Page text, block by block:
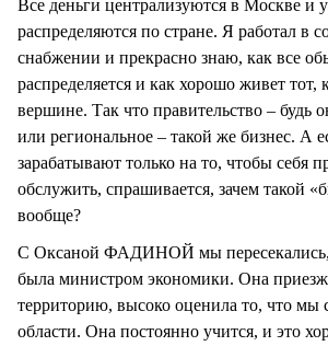
Все деньги централизуются в Москве и
распределяются по стране. Я работал в
снабжении и прекрасно знаю, как все
распределяется и как хорошо живет тот,
вершине. Так что правительство – будь
или региональное – такой же бизнес. А
зарабатывают только на то, чтобы себя
обслужить, спрашивается, зачем такой
вообще?
С Оксаной ФАДИНОЙ мы пересекались,
была министром экономики. Она
территорию, высоко оценила то, что мы
области. Она постоянно учится, и это